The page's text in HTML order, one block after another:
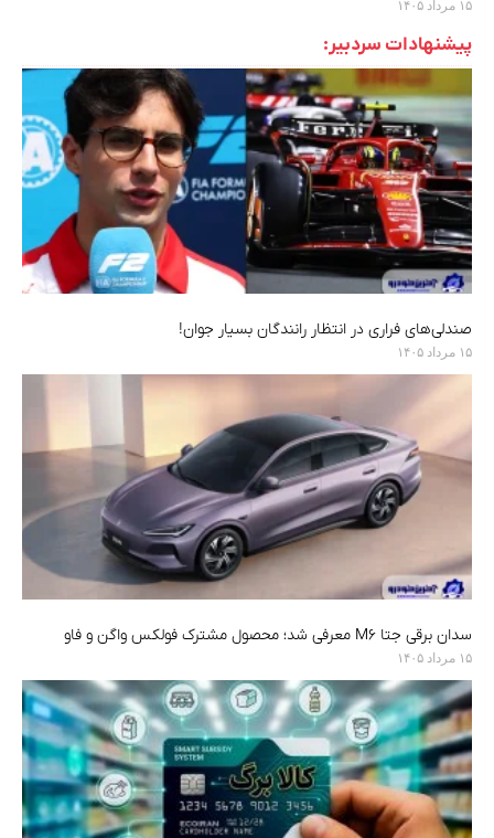
۱۵ مرداد ۱۴۰۵
پیشنهادات سردبیر:
صندلی‌های فراری در انتظار رانندگان بسیار جوان!
۱۵ مرداد ۱۴۰۵
سدان برقی جتا M6 معرفی شد؛ محصول مشترک فولکس واگن و فاو
۱۵ مرداد ۱۴۰۵